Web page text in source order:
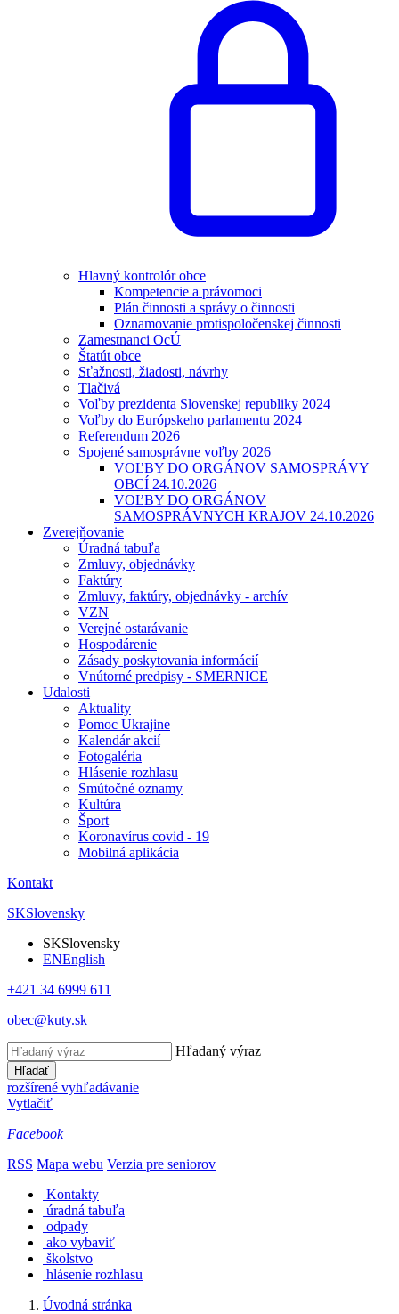
Hlavný kontrolór obce
Kompetencie a právomoci
Plán činnosti a správy o činnosti
Oznamovanie protispoločenskej činnosti
Zamestnanci OcÚ
Štatút obce
Sťažnosti, žiadosti, návrhy
Tlačivá
Voľby prezidenta Slovenskej republiky 2024
Voľby do Európskeho parlamentu 2024
Referendum 2026
Spojené samosprávne voľby 2026
VOĽBY DO ORGÁNOV SAMOSPRÁVY
OBCÍ 24.10.2026
VOĽBY DO ORGÁNOV
SAMOSPRÁVNYCH KRAJOV 24.10.2026
Zverejňovanie
Úradná tabuľa
Zmluvy, objednávky
Faktúry
Zmluvy, faktúry, objednávky - archív
VZN
Verejné ostarávanie
Hospodárenie
Zásady poskytovania informácií
Vnútorné predpisy - SMERNICE
Udalosti
Aktuality
Pomoc Ukrajine
Kalendár akcií
Fotogaléria
Hlásenie rozhlasu
Smútočné oznamy
Kultúra
Šport
Koronavírus covid - 19
Mobilná aplikácia
Kontakt
SKSlovensky
SKSlovensky
ENEnglish
+421 34 6999 611
obec@kuty.sk
Hľadaný výraz
Hľadať
rozšírené vyhľadávanie
Vytlačiť
Facebook
RSS Mapa webu Verzia pre seniorov
Kontakty
úradná tabuľa
odpady
ako vybaviť
školstvo
hlásenie rozhlasu
Úvodná stránka